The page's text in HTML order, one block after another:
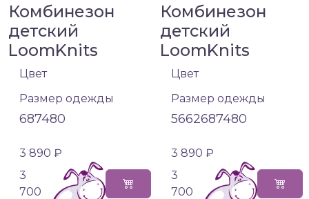
Комбинезон
детский
LoomKnits
Цвет
Размер одежды
687480
3 890 ₽
3
700
Комбинезон
детский
LoomKnits
Цвет
Размер одежды
5662687480
3 890 ₽
3
700